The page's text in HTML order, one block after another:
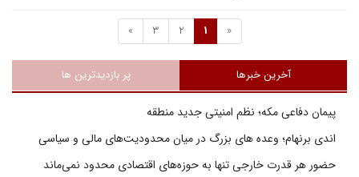
«
1
2
3
»
آخرین خبرها پر بازدیدترین ها
پیمان دفاعی مکه؛ نظم امنیتی جدید منطقه
اندی برنهام؛ وعده های بزرگ در میان محدودیت‌های مالی و سیاسی
حضور هر قدرت خارجی تنها به حوزه‌های اقتصادی محدود نمی‌ماند